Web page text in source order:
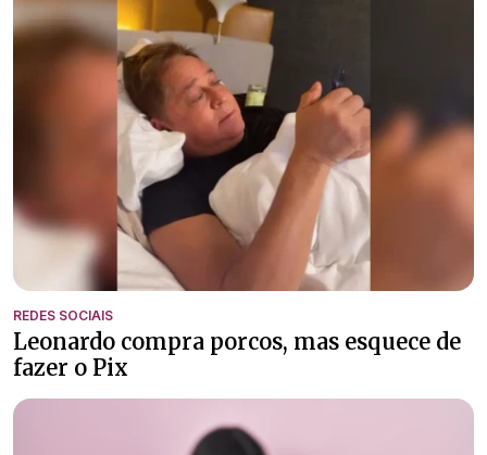
REDES SOCIAIS
Leonardo compra porcos, mas esquece de
fazer o Pix